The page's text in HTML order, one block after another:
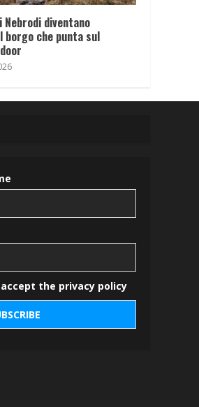
Nebrodi diventano
borgo che punta sul
the privacy policy